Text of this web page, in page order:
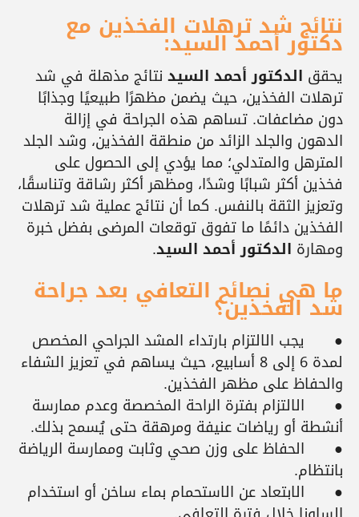
نتائج شد ترهلات الفخذين مع
دكتور أحمد السيد:
يحقق الدكتور أحمد السيد نتائج مذهلة في شد
ترهلات الفخذين، حيث يضمن مظهرًا طبيعيًا وجذابًا
دون مضاعفات. تساهم هذه الجراحة في إزالة
الدهون والجلد الزائد من منطقة الفخذين، وشد الجلد
المترهل والمتدلي؛ مما يؤدي إلى الحصول على
فخذين أكثر شبابًا وشدًا، ومظهر أكثر رشاقة وتناسقًا،
وتعزيز الثقة بالنفس. كما أن نتائج عملية شد ترهلات
الفخذين دائمًا ما تفوق توقعات المرضى بفضل خبرة
ومهارة الدكتور أحمد السيد.
ما هي نصائح التعافي بعد جراحة
شد الفخذين؟
● يجب الالتزام بارتداء المشد الجراحي المخصص
لمدة 6 إلى 8 أسابيع، حيث يساهم في تعزيز الشفاء
والحفاظ على مظهر الفخذين.
● الالتزام بفترة الراحة المخصصة وعدم ممارسة
أنشطة أو رياضات عنيفة ومرهقة حتى يُسمح بذلك.
● الحفاظ على وزن صحي وثابت وممارسة الرياضة
بانتظام.
● الابتعاد عن الاستحمام بماء ساخن أو استخدام